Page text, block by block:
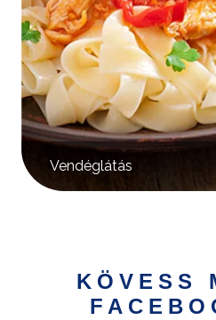
Vendéglátás
KÖVESS